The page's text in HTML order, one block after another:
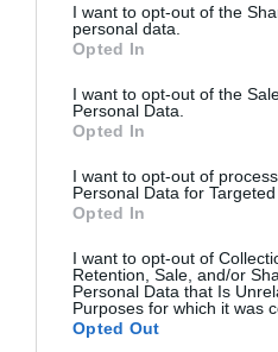
not limited to your visit or
grant or deny consent to
use your data for below
consent section.
I want to opt-out of the
personal data.
Opted In
I want to opt-out of the
Personal Data.
Opted In
I want to opt-out of
Personal Data for Targeted
Opted In
I want to opt-out of
Retention, Sale, and/or
Personal Data that Is
Purposes for which it was
Opted Out
PRONEWS.GR /ΔΙΕΘΝΗΣ ΑΣΦΑΛΕΙΑ
Βίντεο: Ένοπλος
νυχτερινό κέντρο
δολοφόνησε εν